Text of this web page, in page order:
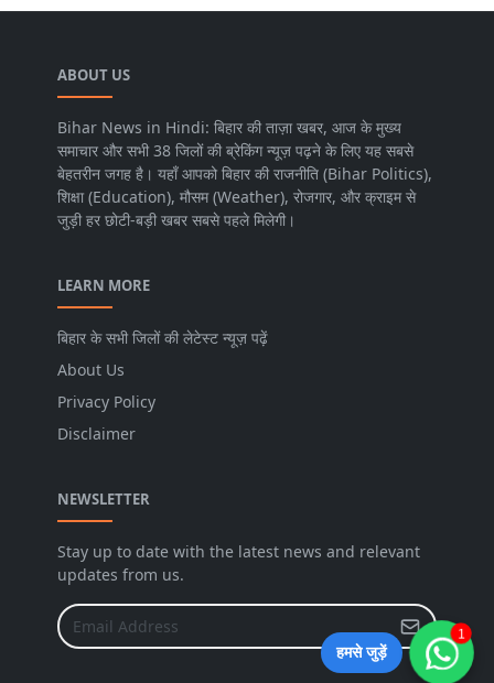
ABOUT US
Bihar News in Hindi: बिहार की ताज़ा खबर, आज के मुख्य
समाचार और सभी 38 जिलों की ब्रेकिंग न्यूज़ पढ़ने के लिए यह सबसे
बेहतरीन जगह है। यहाँ आपको बिहार की राजनीति (Bihar Politics),
शिक्षा (Education), मौसम (Weather), रोजगार, और क्राइम से
जुड़ी हर छोटी-बड़ी खबर सबसे पहले मिलेगी।
LEARN MORE
बिहार के सभी जिलों की लेटेस्ट न्यूज़ पढ़ें
About Us
Privacy Policy
Disclaimer
NEWSLETTER
Stay up to date with the latest news and relevant
updates from us.
हमसे जुड़ें
1